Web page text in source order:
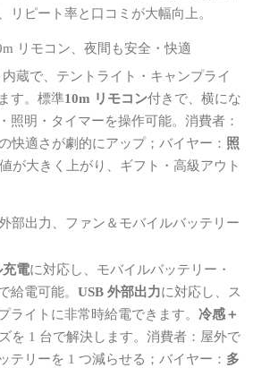
リピート率と口コミが大幅向上。
リモコン、夜間も安全・快適
内蔵で、テントライト・キャンプライ
す。標準10m リモコン付きで、横にな
照明・タイマーを操作可能。消費者：
快適さが劇的にアップ；バイヤー： 照
が大きく上がり、ギフト・高級アウト
部出力、ファン＆モバイルバッテリー
充電に対応し、モバイルバッテリー・
給電可能。 USB 外部出力に対応し、ス
ライトに非常時給電できます。 冷感＋
を 1 台で解決します。消費者：屋外で
テリーを 1 つ減らせる；バイヤー： 多